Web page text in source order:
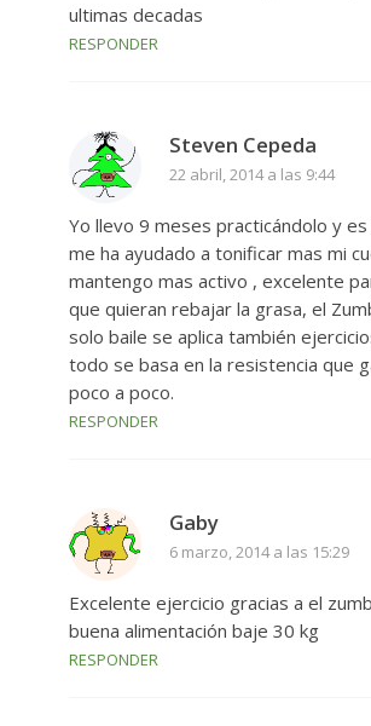
ultimas decadas
RESPONDER
Steven Cepeda
22 abril, 2014 a las 9:44
Yo llevo 9 meses practicándolo y
me ha ayudado a tonificar mas mi
mantengo mas activo , excelente
que quieran rebajar la grasa, el
solo baile se aplica también
todo se basa en la resistencia que
poco a poco.
RESPONDER
Gaby
6 marzo, 2014 a las 15:29
Excelente ejercicio gracias a el
buena alimentación baje 30 kg
RESPONDER